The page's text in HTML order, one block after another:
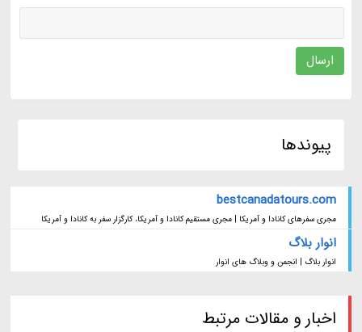
ارسال
پیوندها
bestcanadatours.com
مجری سفرهای کانادا و آمریکا | مجری مستقیم کانادا و آمریکا، کارگزار سفر به کانادا و آمریکا
انوار بلاگ
انوار بلاگ | انجمن و وبلاگ های انوار
اخبار و مقالات مرتبط